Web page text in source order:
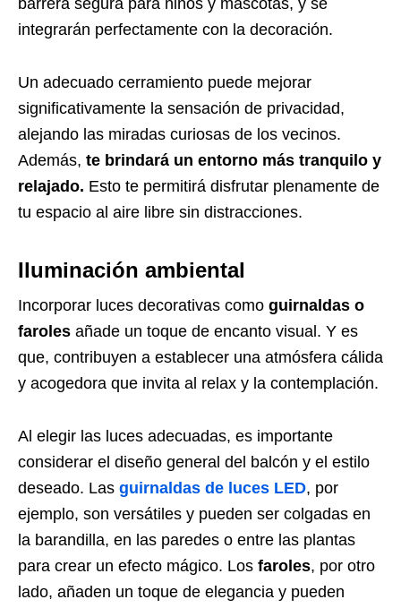
barrera segura para niños y mascotas, y se
integrarán perfectamente con la decoración.
Un adecuado cerramiento puede mejorar
significativamente la sensación de privacidad,
alejando las miradas curiosas de los vecinos.
Además, te brindará un entorno más tranquilo y
relajado. Esto te permitirá disfrutar plenamente de
tu espacio al aire libre sin distracciones.
Iluminación ambiental
Incorporar luces decorativas como guirnaldas o
faroles añade un toque de encanto visual. Y es
que, contribuyen a establecer una atmósfera cálida
y acogedora que invita al relax y la contemplación.
Al elegir las luces adecuadas, es importante
considerar el diseño general del balcón y el estilo
deseado. Las guirnaldas de luces LED, por
ejemplo, son versátiles y pueden ser colgadas en
la barandilla, en las paredes o entre las plantas
para crear un efecto mágico. Los faroles, por otro
lado, añaden un toque de elegancia y pueden